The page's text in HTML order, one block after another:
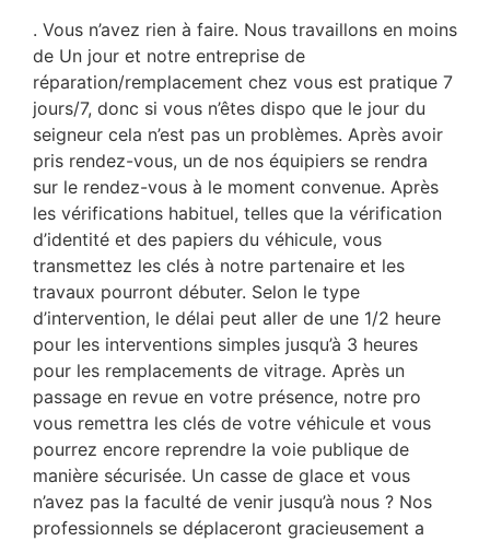
. Vous n’avez rien à faire. Nous travaillons en moins
de Un jour et notre entreprise de
réparation/remplacement chez vous est pratique 7
jours/7, donc si vous n’êtes dispo que le jour du
seigneur cela n’est pas un problèmes. Après avoir
pris rendez-vous, un de nos équipiers se rendra
sur le rendez-vous à le moment convenue. Après
les vérifications habituel, telles que la vérification
d’identité et des papiers du véhicule, vous
transmettez les clés à notre partenaire et les
travaux pourront débuter. Selon le type
d’intervention, le délai peut aller de une 1/2 heure
pour les interventions simples jusqu’à 3 heures
pour les remplacements de vitrage. Après un
passage en revue en votre présence, notre pro
vous remettra les clés de votre véhicule et vous
pourrez encore reprendre la voie publique de
manière sécurisée. Un casse de glace et vous
n’avez pas la faculté de venir jusqu’à nous ? Nos
professionnels se déplaceront gracieusement a